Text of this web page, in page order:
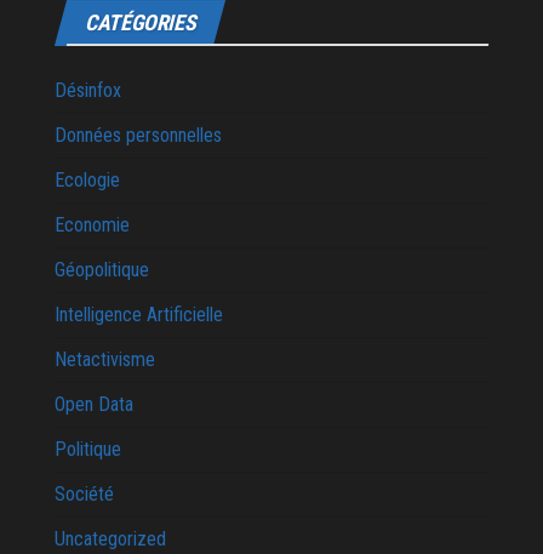
CATÉGORIES
Désinfox
Données personnelles
Ecologie
Economie
Géopolitique
Intelligence Artificielle
Netactivisme
Open Data
Politique
Société
Uncategorized